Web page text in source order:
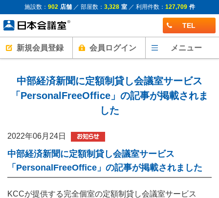
施設数： 902 店舗／ 部屋数： 3,328 室／ 利用件数： 127,709 件
TEL
新規会員登録 会員ログイン メニュー
中部経済新聞に定額制貸し会議室サービス
「PersonalFreeOffice」の記事が掲載されま
した
2022年06月24日
中部経済新聞に定額制貸し会議室サービス
「PersonalFreeOffice」の記事が掲載されました
KCCが提供する完全個室の定額制貸し会議室サービス